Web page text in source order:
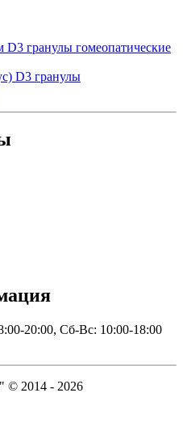
гранулы гомеопатические
D3 гранулы
20:00, Сб-Вс: 10:00-18:00
© 2014 - 2026